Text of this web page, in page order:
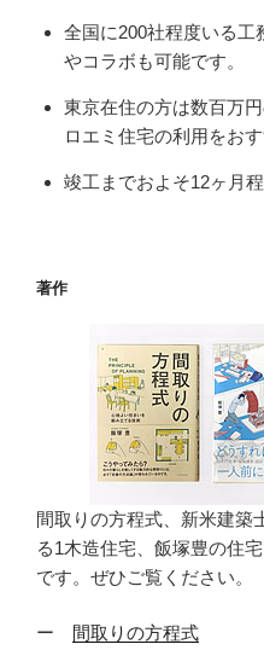
全国に200社程度いる工
やコラボも可能です。
東京在住の方は数百万
ロエミ住宅の利用をおす
竣工までおよそ12ヶ月程
著作
間取りの方程式、新米建築
る1木造住宅、飯塚豊の住
です。ぜひご覧ください。
ー 間取りの方程式